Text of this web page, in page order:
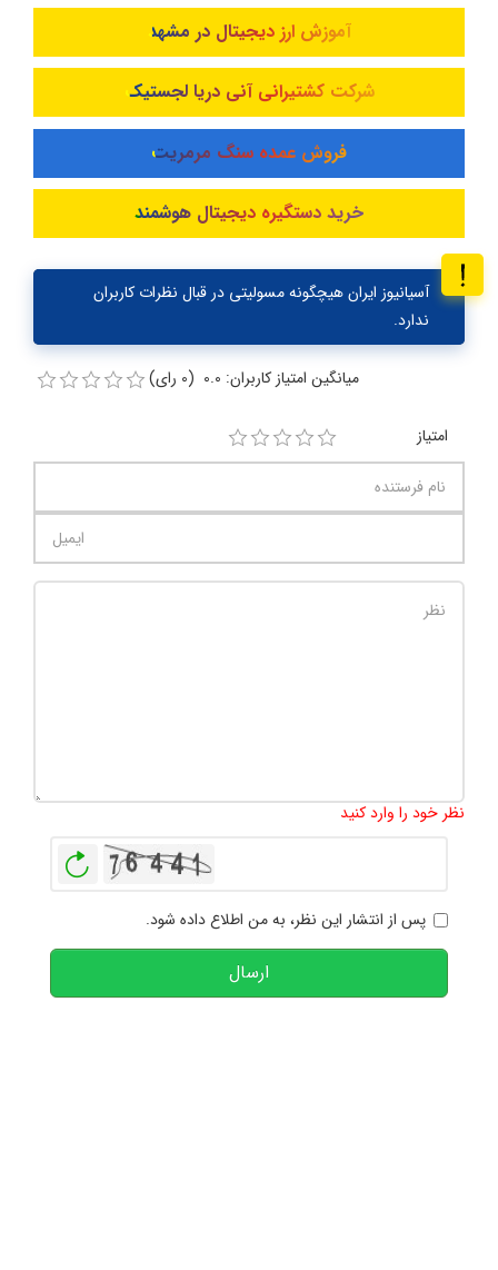
آموزش ارز دیجیتال در مشهد
شرکت کشتیرانی آنی دریا لجستیک
فروش عمده سنگ مرمریت
خرید دستگیره دیجیتال هوشمند
آسیانیوز ایران هیچگونه مسولیتی در قبال نظرات کاربران
ندارد.
میانگین امتیاز کاربران: 0.0 (0 رای)
امتیاز
نظر خود را وارد کنید
پس از انتشار این نظر، به من اطلاع داده شود.
ارسال